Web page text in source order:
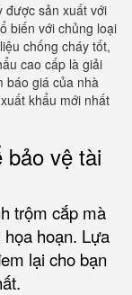
được sản xuất với
biến với chủng loại
chống cháy tốt,
cao cấp là giải
báo giá của nhà
khẩu mới nhất
bảo vệ tài
trộm cắp mà
hoạn. Lựa
lại cho bạn